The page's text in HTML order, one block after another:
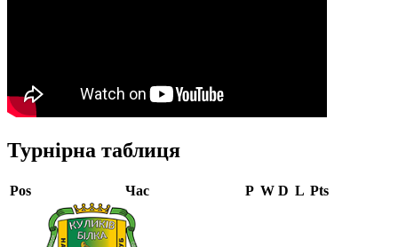
Турнірна таблиця
Pos Час P W D L Pts